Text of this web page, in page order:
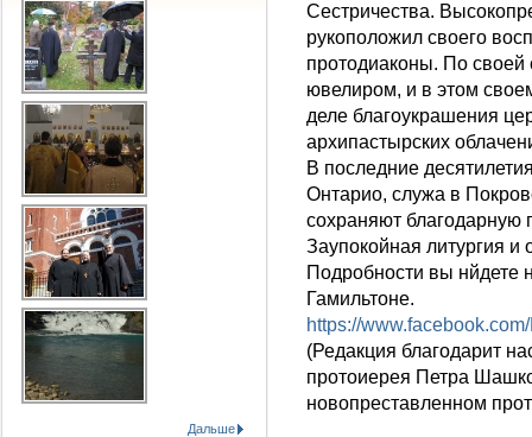
Сестричества.
рукоположил своего
протодиаконы. По своей
ювелиром, и в этом
деле благоукрашения
архипастырских
В последние
Онтарио, служа в
сохраняют благодарную
Заупокойная литургия
Подробности вы нйдете
Гамильтоне.
https://
(Редакция благодарит
протоиерея Петра
новопреставленном
Дальше